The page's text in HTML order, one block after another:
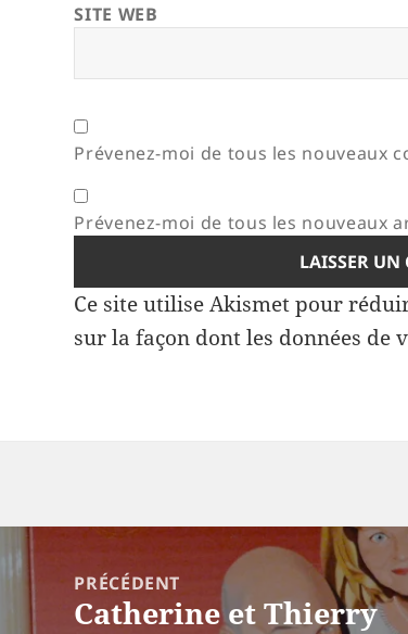
SITE WEB
Prévenez-moi de tous les nouveaux
Prévenez-moi de tous les nouveaux
Ce site utilise Akismet pour
sur la façon dont les données de
Navigation
de
l’article
PRÉCÉDENT
Article
Catherine et Thierry